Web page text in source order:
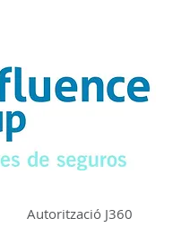
Autorització J360